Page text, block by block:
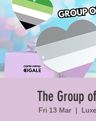
The Group
Fri 13 Mar
  |